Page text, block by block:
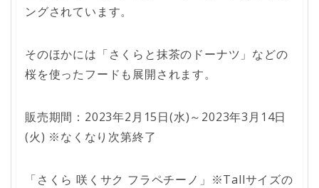
ングされています。
そのほかには「さくらと抹茶のドーナツ」などの
桜を使ったフードも展開されます。
販売期間：2023年2月15日(水)～2023年3月14日
(火) ※なくなり次第終了
「さくら 咲くサク フラペチーノ」※Tallサイズの